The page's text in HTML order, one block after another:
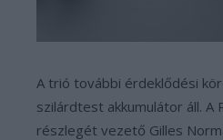
A trió további érdeklődési
szilárdtest akkumulátor áll. A
részlegét vezető Gilles